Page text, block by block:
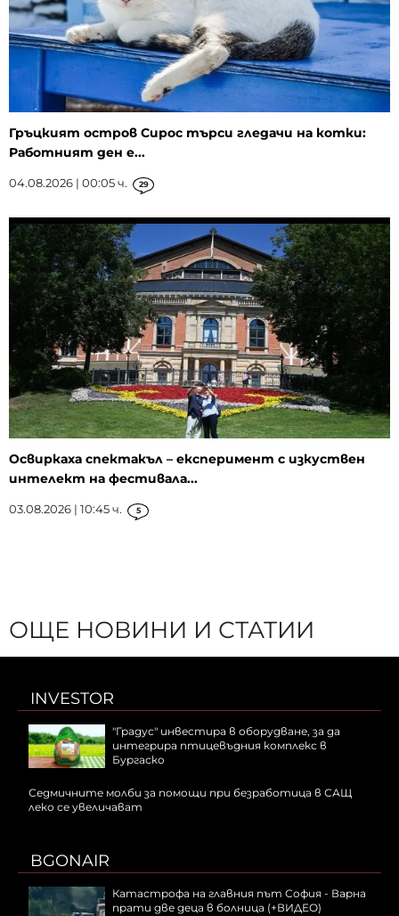
Гръцкият остров Сирос търси гледачи на котки:
Работният ден е...
04.08.2026 | 00:05 ч. 29
Освиркаха спектакъл – експеримент с изкуствен
интелект на фестивала...
03.08.2026 | 10:45 ч. 5
ОЩЕ НОВИНИ И СТАТИИ
INVESTOR
"Градус" инвестира в оборудване, за да
интегрира птицевъдния комплекс в
Бургаско
Седмичните молби за помощи при безработица в САЩ
леко се увеличават
BGONAIR
Катастрофа на главния път София - Варна
прати две деца в болница (+ВИДЕО)